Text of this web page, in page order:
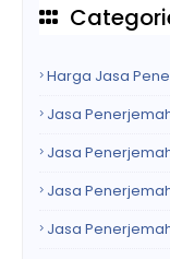
Harga Jasa
Jasa
Jasa
Jasa
Jasa